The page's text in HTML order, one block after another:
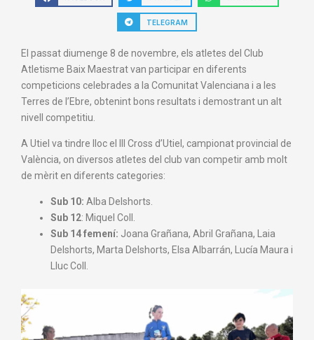
TELEGRAM
El passat diumenge 8 de novembre, els atletes del Club
Atletisme Baix Maestrat van participar en diferents
competicions celebrades a la Comunitat Valenciana i a les
Terres de l’Ebre, obtenint bons resultats i demostrant un alt
nivell competitiu.
A Utiel va tindre lloc el III Cross d’Utiel, campionat provincial de
València, on diversos atletes del club van competir amb molt
de mèrit en diferents categories:
Sub 10: Alba Delshorts.
Sub 12: Miquel Coll.
Sub 14 femení: Joana Grañana, Abril Grañana, Laia
Delshorts, Marta Delshorts, Elsa Albarrán, Lucía Maura i
Lluc Coll.